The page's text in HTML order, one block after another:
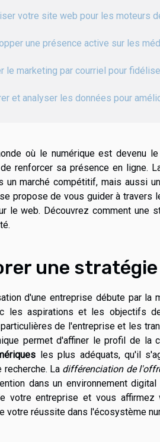
votre site web pour les moteurs
une présence active sur les
le marketing par courriel pour
et analyser les données pour
où le numérique est devenu
renforcer sa présence en ligne.
un marché compétitif, mais aussi
propose de vous guider à
le web. Découvrez comment une
une
d'une entreprise débute par la
les aspirations et les objectifs
de l'entreprise et les
permet d'affiner le profil de
les plus adéquats, qu'il
recherche. La différenciation de
dans un environnement
votre entreprise et vous
votre réussite dans l'écosystème